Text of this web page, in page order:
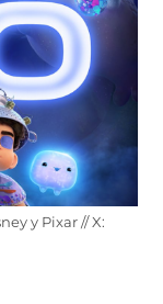
y Pixar // X: